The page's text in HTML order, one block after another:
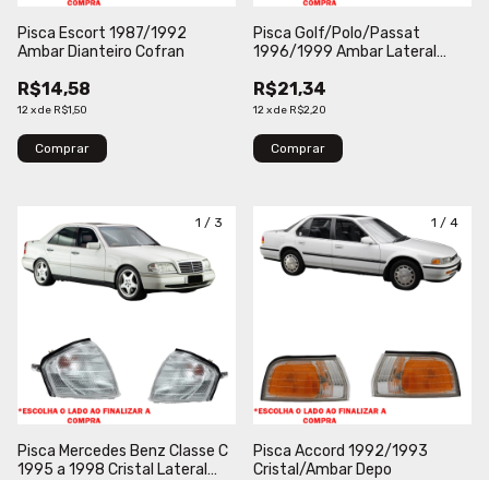
Pisca Escort 1987/1992
Ambar Dianteiro Cofran
R$14,58
12xde R$1,50
Comprar
Pisca Golf/Polo/Passat
1996/1999 Ambar Lateral
R$21,34
12xde R$2,20
1 / 3
Pisca Mercedes Benz Classe C
1995 a 1998 Cristal Lateral
1 / 4
Pisca Accord 1992/1993
Cristal/Ambar Depo